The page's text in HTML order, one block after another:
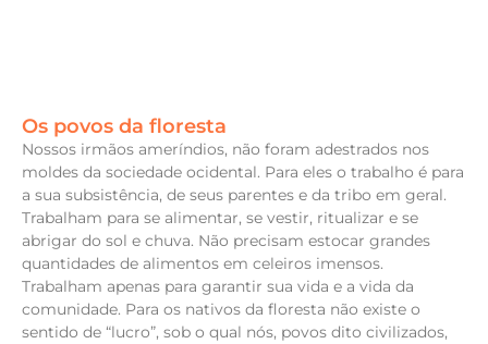
Os povos da floresta
Nossos irmãos ameríndios, não foram adestrados nos
moldes da sociedade ocidental. Para eles o trabalho é para
a sua subsistência, de seus parentes e da tribo em geral.
Trabalham para se alimentar, se vestir, ritualizar e se
abrigar do sol e chuva. Não precisam estocar grandes
quantidades de alimentos em celeiros imensos.
Trabalham apenas para garantir sua vida e a vida da
comunidade. Para os nativos da floresta não existe o
sentido de “lucro”, sob o qual nós, povos dito civilizados,